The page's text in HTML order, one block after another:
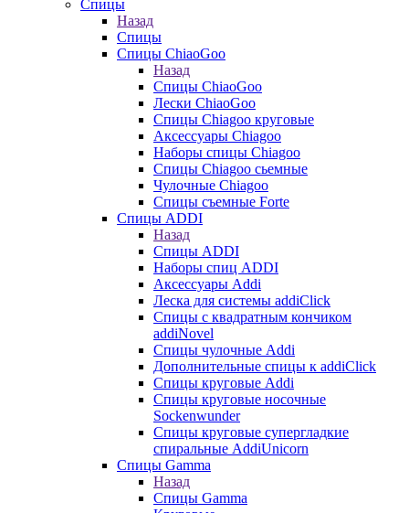
Спицы
Назад
Спицы
Спицы ChiaoGoo
Назад
Спицы ChiaoGoo
Лески ChiaoGoo
Cпицы Сhiagoo круговые
Аксессуары Chiagoo
Наборы спицы Chiagoo
Спицы Chiagoo сьемные
Чулочные Chiagoo
Спицы съемные Forte
Спицы ADDI
Назад
Спицы ADDI
Наборы спиц ADDI
Аксессуары Addi
Леска для системы addiClick
Спицы с квадратным кончиком
addiNovel
Спицы чулочные Addi
Дополнительные спицы к addiClick
Спицы круговые Addi
Спицы круговые носочные
Sockenwunder
Спицы круговые супергладкие
спиральные AddiUnicorn
Спицы Gamma
Назад
Спицы Gamma